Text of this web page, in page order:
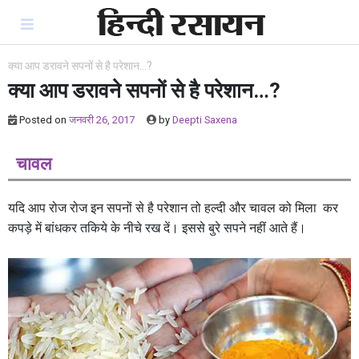
content
क्या आप डरावने सपनों से है परेशान…?
क्या आप डरावने सपनों से है परेशान…?
Posted on जनवरी 26, 2017 by Deepti Saxena
चावल
यदि आप रोज रोज इन सपनों से है परेशान तो हल्दी और चावल को मिला कर
कपड़े में बांधकर तकिये के नीचे रख दें। इससे बुरे सपने नहीं आते हैं।